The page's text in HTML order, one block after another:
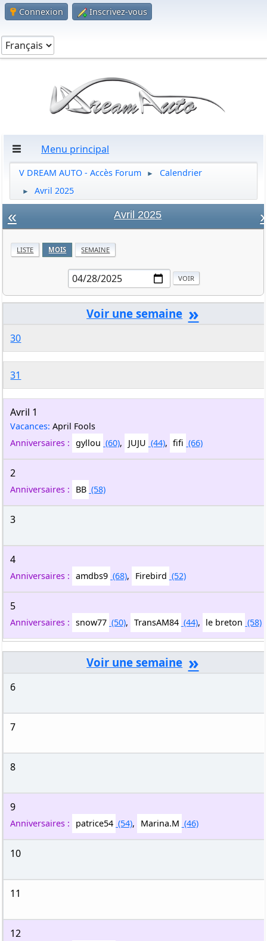
Connexion Inscrivez-vous
Menu principal
V DREAM AUTO - Accès Forum ► Calendrier
► Avril 2025
« »
Avril 2025
LISTE MOIS SEMAINE
»
30
31
Avril 1
Vacances: April Fools
Anniversaires : gyllou (60), JUJU (44), fifi (66)
2
Anniversaires : BB (58)
3
4
Anniversaires : amdbs9 (68), Firebird (52)
5
Anniversaires : snow77 (50), TransAM84 (44), le breton (58)
»
6
7
8
9
Anniversaires : patrice54 (54), Marina.M (46)
10
11
12